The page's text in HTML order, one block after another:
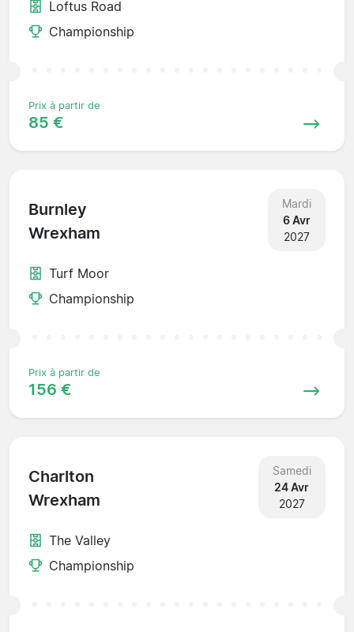
Loftus Road
Championship
Prix à partir de
85 €
Burnley
Wrexham
Mardi
6 Avr
2027
Turf Moor
Championship
Prix à partir de
156 €
Charlton
Wrexham
Samedi
24 Avr
2027
The Valley
Championship